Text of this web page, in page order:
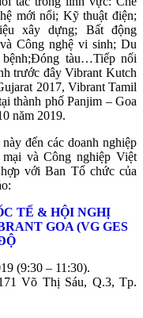
mới nổi; Kỹ thuật điện;
xây dựng; Bất động
Công nghệ vi sinh; Du
tàu…Tiếp nối
trước đây Vibrant Kutch
2017, Vibrant Tamil
thành phố Panjim – Goa
năm 2019.
đến các doanh nghiệp
và Công nghiệp Việt
với Ban Tổ chức của
TẾ & HỘI NGHỊ
GOA (VG GES
(9:30 – 11:30).
Võ Thị Sáu, Q.3, Tp.